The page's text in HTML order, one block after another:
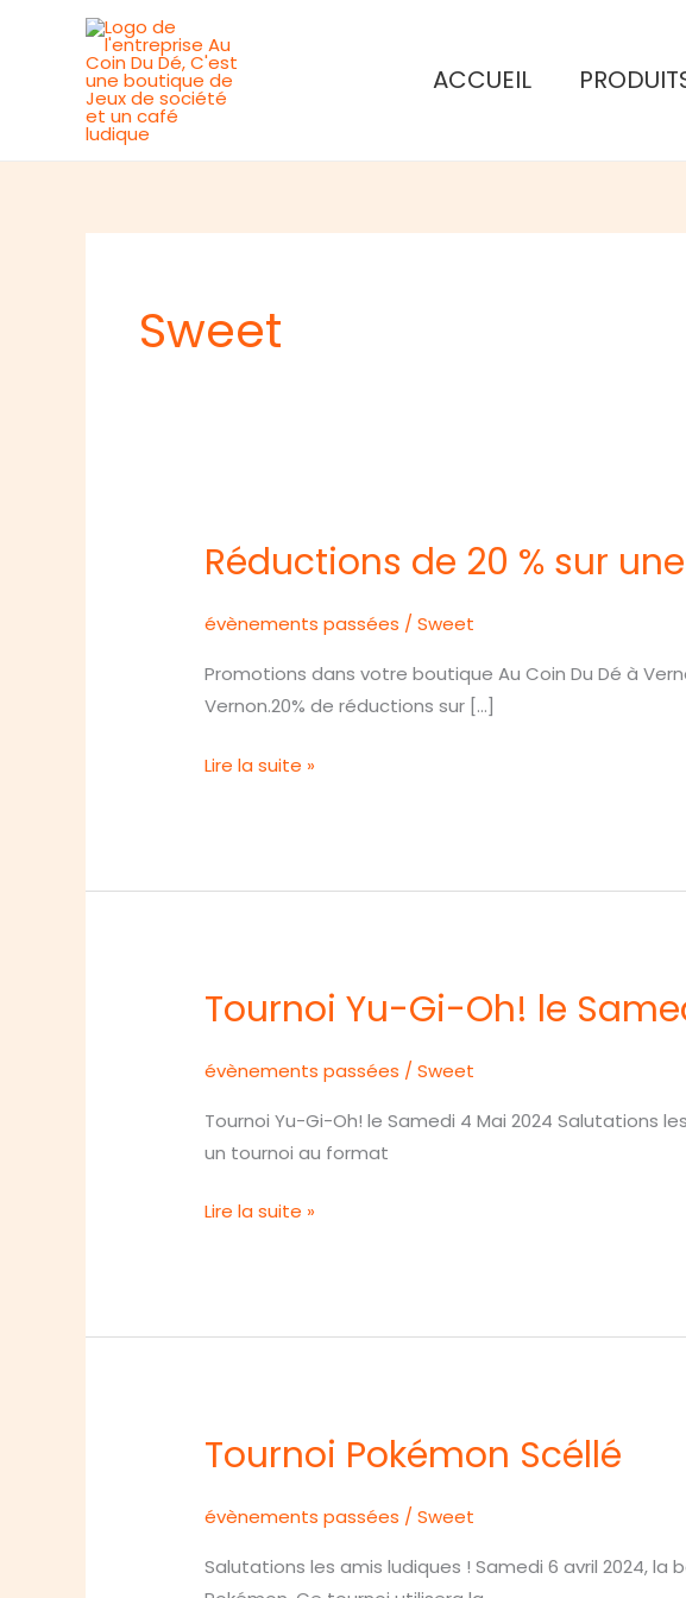
ACCUEIL
Sweet
Réductions de 20 % sur
évènements passées /Sweet
Promotions dans votre boutique Au Coin Du Dé à
Vernon.20% de réductions sur […]
Réductions
sur
de
de
société
Lire la suite »
Tournoi Yu-Gi-Oh! le
évènements passées /Sweet
Tournoi Yu-Gi-Oh! le Samedi 4 Mai 2024 Salutations
un tournoi au format
Tournoi
le
2024
Lire la suite »
Tournoi Pokémon Scéllé
évènements passées /Sweet
Salutations les amis ludiques ! Samedi 6 avril 2024,